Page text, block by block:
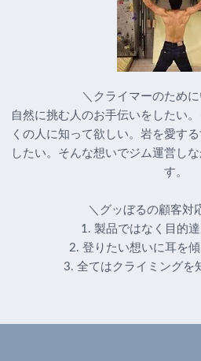
＼クライマーのため
自然に挑む人のお手伝いをしたい
くの人に知って欲しい。岩を愛す
したい。そんな想いでジム運営し
す。
＼グッぼるの顧客対
1. 製品ではなく目的
2. 登りたい想いに耳を
3. 全てはクライミングを